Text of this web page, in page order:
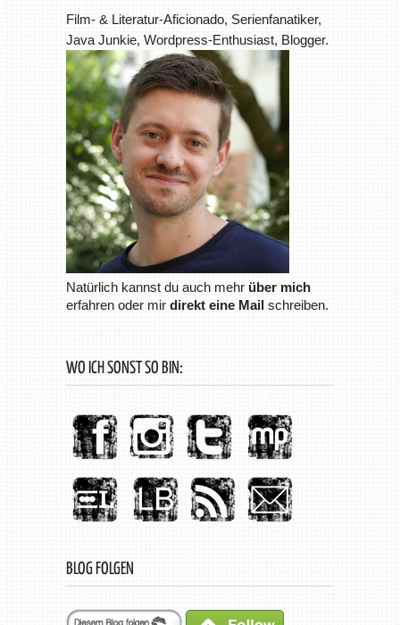
Film- & Literatur-Aficionado, Serienfanatiker,
Java Junkie, Wordpress-Enthusiast, Blogger.
Natürlich kannst du auch mehr über mich
erfahren oder mir direkt eine Mail schreiben.
WO ICH SONST SO BIN:
BLOG FOLGEN